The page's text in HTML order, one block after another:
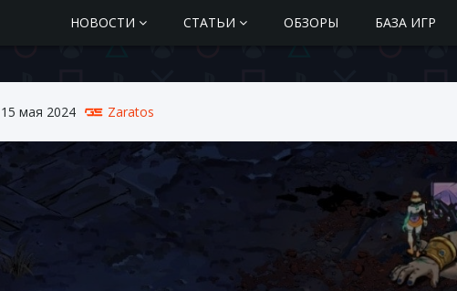
НОВОСТИ СТАТЬИ ОБЗОРЫ БАЗА ИГР
15 мая 2024 Zaratos